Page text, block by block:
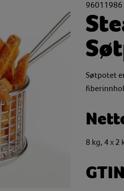
96011986
Søtpotet
8 kg, 4 x 2
GTIN